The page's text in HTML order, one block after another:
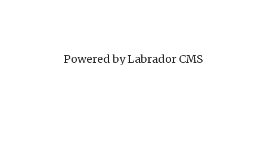
Powered by Labrador CMS